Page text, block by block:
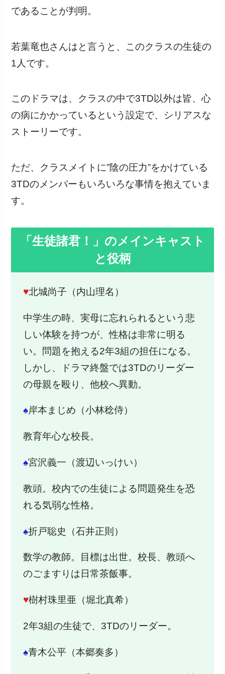
であることが判明。
若葉竜也さんはと言うと、このクラスの生徒の
1人です。
このドラマは、クラスの中で3TD以外は皆、心
の病にかかっているという設定で、シリアスな
ストーリーです。
ただ、クラスメイトに”陰の圧力”をかけている
3TDのメンバーもいろいろな事情を抱えていま
す。
「生徒諸君！」のメインキャスト
と役柄
♥北城尚子（内山理名）
中学生の時、実母に忘れられるという悲
しい体験を持つが、性格は非常に明る
い。問題を抱える2年3組の担任になる。
しかし、ドラマ終盤では3TDのリーダー
の母親を殴り、他校へ異動。
♠岸本まじめ（小林稔侍）
教育年心な校長。
♠宮沢義一（渡辺いっけい）
教頭。校内での生徒による問題発生を恐
れる気弱な性格。
♠折戸聡史（石井正則）
数学の教師。目標は出世。校長、教頭へ
のごますりは日常茶飯事。
♥樹村珠里亜（堀北真希）
2年3組の生徒で、3TDのリーダー。
♠青木公平（本郷奏多）